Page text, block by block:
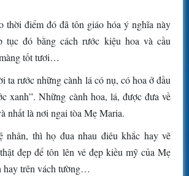
thời điểm đó đã tôn giáo hóa ý nghĩa này
tục đó bằng cách rước kiệu hoa và cầu
tốt tươi…
ta rước những cành lá có nụ, có hoa ở đầu
xanh”. Những cành hoa, lá, được đưa về
nhất là nơi ngai tòa Mẹ Maria.
nhân, thì họ đua nhau điêu khắc hay vẽ
đẹp để tôn lên vẻ đẹp kiều mỹ của Mẹ
hay trên vách tường…